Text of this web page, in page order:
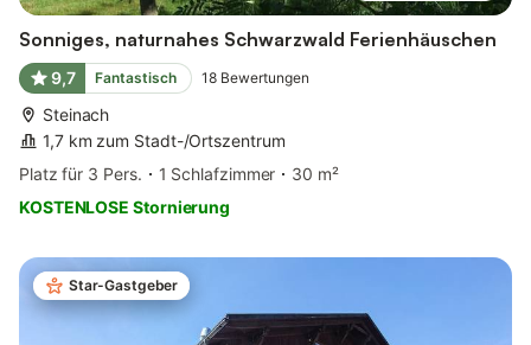
Sonniges, naturnahes Schwarzwald Ferienhäuschen
9,7 Fantastisch 18 Bewertungen
Steinach
1,7 km zum Stadt-/Ortszentrum
Platz für 3 Pers.
1 Schlafzimmer
30 m²
KOSTENLOSE Stornierung
Star-Gastgeber